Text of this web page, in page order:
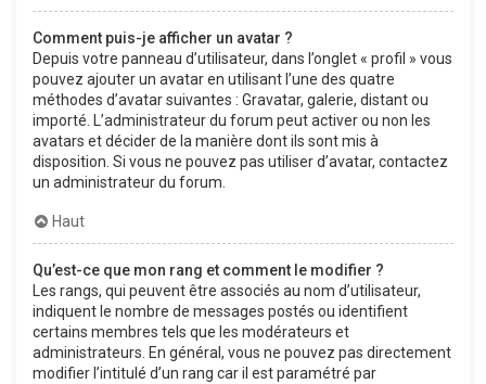
Comment puis-je afficher un avatar ?
Depuis votre panneau d’utilisateur, dans l’onglet « profil » vous
pouvez ajouter un avatar en utilisant l’une des quatre
méthodes d’avatar suivantes : Gravatar, galerie, distant ou
importé. L’administrateur du forum peut activer ou non les
avatars et décider de la manière dont ils sont mis à
disposition. Si vous ne pouvez pas utiliser d’avatar, contactez
un administrateur du forum.
Haut
Qu’est-ce que mon rang et comment le modifier ?
Les rangs, qui peuvent être associés au nom d’utilisateur,
indiquent le nombre de messages postés ou identifient
certains membres tels que les modérateurs et
administrateurs. En général, vous ne pouvez pas directement
modifier l’intitulé d’un rang car il est paramétré par